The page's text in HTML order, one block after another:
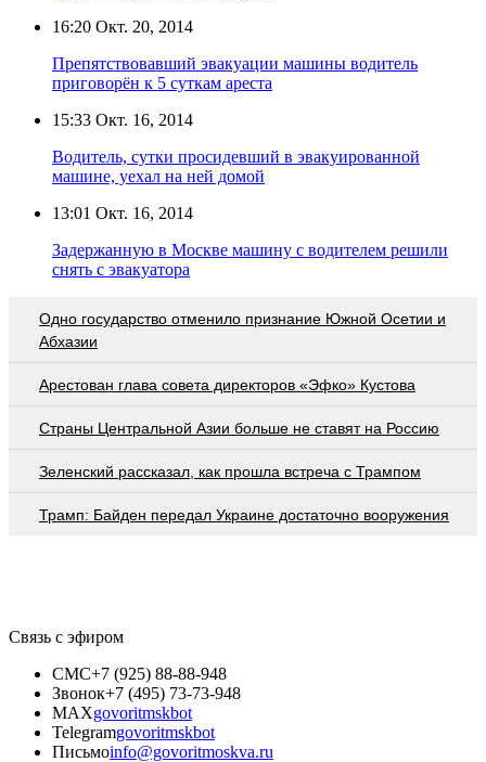
16:20 Окт. 20, 2014
Препятствовавший эвакуации машины водитель
приговорён к 5 суткам ареста
15:33 Окт. 16, 2014
Водитель, сутки просидевший в эвакуированной
машине, уехал на ней домой
13:01 Окт. 16, 2014
Задержанную в Москве машину с водителем решили
снять с эвакуатора
Одно государство отменило признание Южной Осетии и
Абхазии
Арестован глава совета директоров «Эфко» Кустова
Страны Центральной Азии больше не ставят на Россию
Зеленский рассказал, как прошла встреча с Трампом
Трамп: Байден передал Украине достаточно вооружения
Связь с эфиром
СМС+7 (925) 88-88-948
Звонок+7 (495) 73-73-948
MAXgovoritmskbot
Telegramgovoritmskbot
Письмоinfo@govoritmoskva.ru